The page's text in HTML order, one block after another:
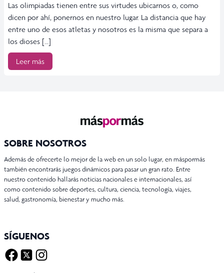
Las olimpiadas tienen entre sus virtudes ubicarnos o, como
dicen por ahí, ponernos en nuestro lugar. La distancia que hay
entre uno de esos atletas y nosotros es la misma que separa a
los dioses […]
Leer más
SOBRE NOSOTROS
Además de ofrecerte lo mejor de la web en un solo lugar, en máspormás
también encontrarás juegos dinámicos para pasar un gran rato. Entre
nuestro contenido hallarás noticias nacionales e internacionales, así
como contenido sobre deportes, cultura, ciencia, tecnología, viajes,
salud, gastronomía, bienestar y mucho más.
SÍGUENOS